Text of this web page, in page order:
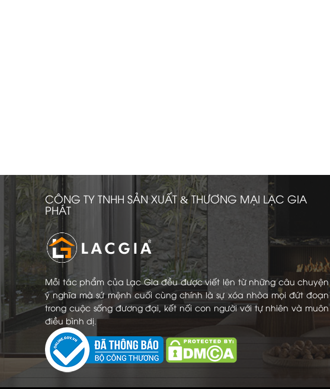
CÔNG TY TNHH SẢN XUẤT & THƯƠNG MẠI LẠC GIA
PHÁT
Mỗi tác phẩm của Lạc Gia đều được viết lên từ những câu chuyện
ý nghĩa mà sứ mệnh cuối cùng chính là sự xóa nhòa mọi đứt đoạn
trong cuộc sống đương đại, kết nối con người với tự nhiên và muôn
điều bình dị.